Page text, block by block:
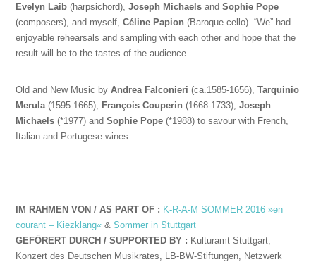
Evelyn Laib (harpsichord),Joseph Michaelsand Sophie Pope
(composers), and myself,Céline Papion (Baroque cello). “We” had
enjoyable rehearsals and sampling with each other and hope that the
result will be to the tastes of the audience.
Old and New Music byAndrea Falconieri (ca.1585-1656),Tarquinio
Merula (1595-1665), François Couperin(1668-1733),Joseph
Michaels (*1977) andSophie Pope (*1988) to savour with French,
Italian and Portugese wines.
IM RAHMEN VON / AS PART OF : K-R-A-M SOMMER 2016 »en
courant – Kiezklang« &Sommer in Stuttgart
GEFÖRERT DURCH / SUPPORTED BY : Kulturamt Stuttgart,
Konzert des Deutschen Musikrates, LB-BW-Stiftungen, Netzwerk